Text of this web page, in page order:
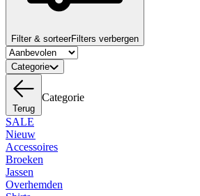
Filter & sorteerFilters verbergen
Categorie
Terug
Categorie
SALE
Nieuw
Accessoires
Broeken
Jassen
Overhemden